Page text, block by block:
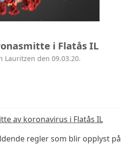
i Flatås IL
Lauritzen den 09.03.20.
av koronavirus i Flatås IL
regler som blir opplyst på